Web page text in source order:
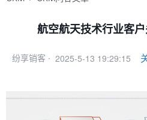
航空航天技术行业客
纷享销客 · 2025-5-13 19:29:15